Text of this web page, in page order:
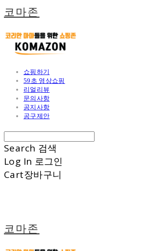
코마존
쇼핑하기
59초 영상쇼핑
리얼리뷰
문의사항
공지사항
공구제안
Search 검색
Log In 로그인
Cart장바구니
코마존